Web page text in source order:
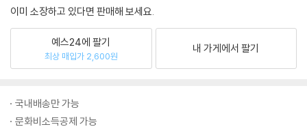
이미 소장하고 있다면 판매해 보세요.
예스24에 팔기
최상 매입가 2,600원
내 가게에서 팔기
국내배송만 가능
문화비소득공제 가능